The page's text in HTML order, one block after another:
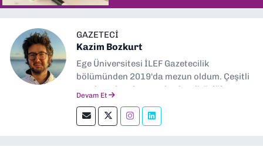
GAZETECI
Kazim Bozkurt
Ege Üniversitesi İLEF Gazetecilik
bölümünden 2019'da mezun oldum. Çeşitli
yerel ve ulusal gazetelerde editörlük,
okumayı severim.
Devam Et